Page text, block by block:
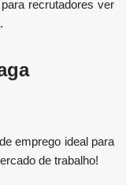
recrutadores ver
emprego ideal para
de trabalho!